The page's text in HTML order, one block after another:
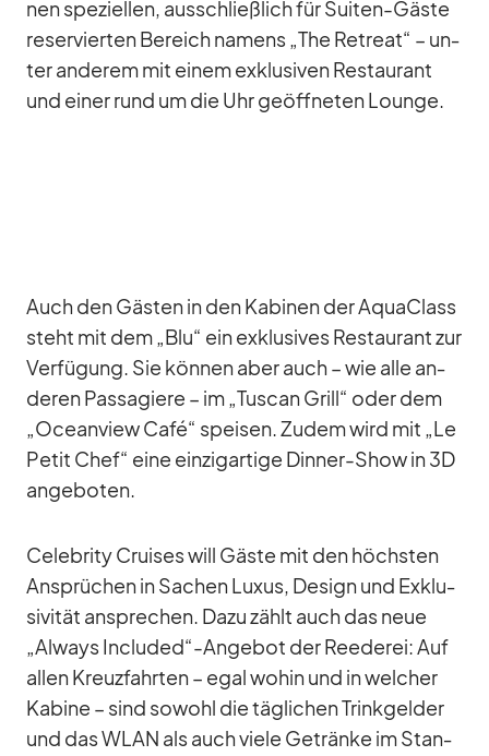
nen spe­zi­el­len, aus­schließ­lich für Sui­ten-Gäste
re­ser­vier­ten Be­reich na­mens „The Retreat“ – un­
ter an­de­rem mit ei­nem ex­klu­si­ven Re­stau­rant
und ei­ner rund um die Uhr ge­öff­ne­ten Lounge.
Auch den Gäs­ten in den Ka­bi­nen der AquaClass
steht mit dem „Blu“ ein ex­klu­si­ves Re­stau­rant zur
Ver­fü­gung. Sie kön­nen aber auch – wie alle an­
de­ren Pas­sa­giere – im „Tu­scan Grill“ oder dem
„Oce­an­view Café“ spei­sen. Zu­dem wird mit „Le
Pe­tit Chef“ eine ein­zig­ar­tige Din­ner-Show in 3D
an­ge­bo­ten.
Ce­le­brity Crui­ses will Gäste mit den höchs­ten
An­sprü­chen in Sa­chen Lu­xus, De­sign und Ex­klu­
si­vi­tät an­spre­chen. Dazu zählt auch das neue
„Al­ways Included“-Angebot der Ree­de­rei: Auf
al­len Kreuz­fahr­ten – egal wo­hin und in wel­cher
Ka­bine – sind so­wohl die täg­li­chen Trink­gel­der
und das WLAN als auch viele Ge­tränke im Stan­